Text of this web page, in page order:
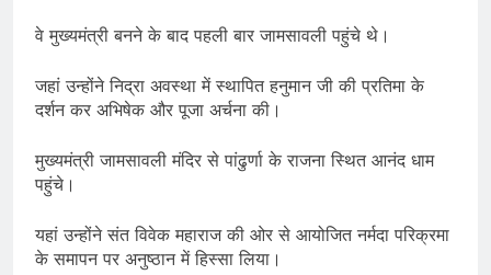
वे मुख्यमंत्री बनने के बाद पहली बार जामसावली पहुंचे थे।
जहां उन्होंने निद्रा अवस्था में स्थापित हनुमान जी की प्रतिमा के
दर्शन कर अभिषेक और पूजा अर्चना की।
मुख्यमंत्री जामसावली मंदिर से पांढुर्णा के राजना स्थित आनंद धाम
पहुंचे।
यहां उन्होंने संत विवेक महाराज की ओर से आयोजित नर्मदा परिक्रमा
के समापन पर अनुष्ठान में हिस्सा लिया।